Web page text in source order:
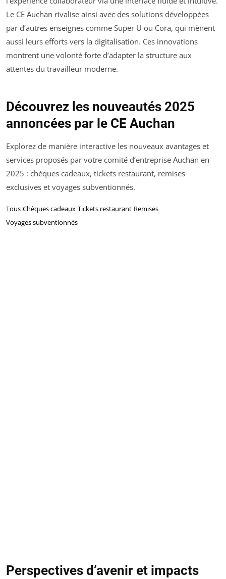
Le CE Auchan rivalise ainsi avec des solutions développées
par d’autres enseignes comme Super U ou Cora, qui mènent
aussi leurs efforts vers la digitalisation. Ces innovations
montrent une volonté forte d’adapter la structure aux
attentes du travailleur moderne.
Découvrez les nouveautés 2025
annoncées par le CE Auchan
Explorez de manière interactive les nouveaux avantages et
services proposés par votre comité d’entreprise Auchan en
2025 : chèques cadeaux, tickets restaurant, remises
exclusives et voyages subventionnés.
Tous Chèques cadeaux Tickets restaurant Remises
Voyages subventionnés
Perspectives d’avenir et impacts